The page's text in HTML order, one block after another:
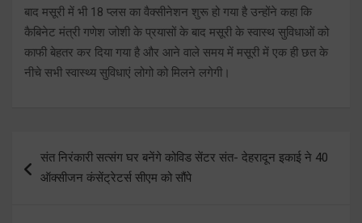
बाद मसूरी में भी 18 प्लस का वैक्सीनेशन शुरू हो गया है उन्होंने कहा कि
कैबिनेट मंत्री गणेश जोशी के प्रयासों के बाद मसूरी के स्वास्थ सुविधाओं को
काफी बेहतर कर दिया गया है और आने वाले समय में मसूरी में एक ही छत के
नीचे सभी स्वास्थ्य सुविधाएं लोगो को मिलने लगेगी।
navigation
संत निरंकारी सत्संग घर बनेंगे कोविड सेंटर संत- देहरादून इकाई ने 40
ऑक्सीजन कंसेंट्रेटर्स सीएम को सौंपे